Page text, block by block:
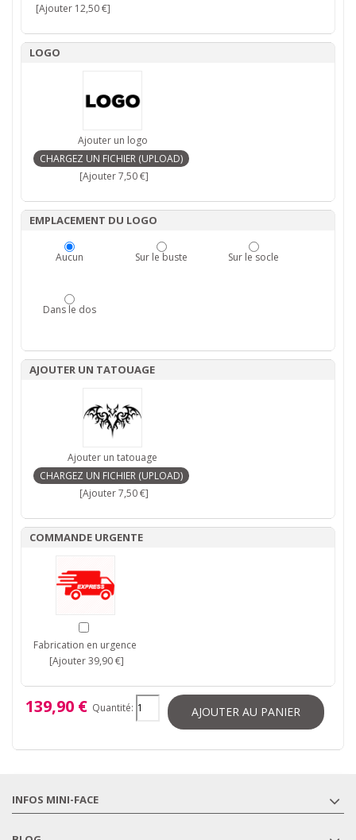
[Ajouter 12,50 €]
LOGO
Ajouter un logo
[Ajouter 7,50 €]
EMPLACEMENT DU LOGO
Aucun Sur le buste Sur le socle
Dans le dos
AJOUTER UN TATOUAGE
Ajouter un tatouage
[Ajouter 7,50 €]
COMMANDE URGENTE
Fabrication en urgence
[Ajouter 39,90 €]
139,90 € Quantité: AJOUTER AU PANIER
INFOS MINI-FACE